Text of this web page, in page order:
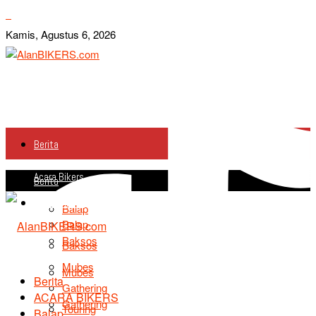
Kamis, Agustus 6, 2026
Berita
Acara Bikers
Balap
Baksos
Mubes
Gathering
Berita
Acara Bikers
Balap
Baksos
Mubes
Gathering
Touring
Berita
ACARA BIKERS